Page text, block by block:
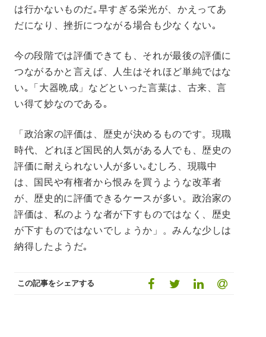
は行かないものだ｡早すぎる栄光が、かえってあ
だになり、挫折につながる場合も少なくない｡
今の段階では評価できても、それが最後の評価に
つながるかと言えば、人生はそれほど単純ではな
い｡「大器晩成」などといった言葉は、古来、言
い得て妙なのである｡
「政治家の評価は、歴史が決めるものです。現職
時代、どれほど国民的人気がある人でも、歴史の
評価に耐えられない人が多い｡むしろ、現職中
は、国民や有権者から恨みを買うような改革者
が、歴史的に評価できるケースが多い。政治家の
評価は、私のような者が下すものではなく、歴史
が下すものではないでしょうか」。みんな少しは
納得したようだ｡
この記事をシェアする